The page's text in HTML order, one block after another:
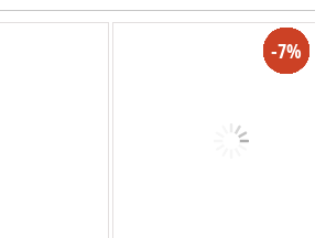
-5%
-22%
-5%
-12%
-6%
-7%
-7%
-7%
-7%
-7%
-7%
-2%
-2%
-2%
-2%
-2%
-2%
-8%
-3%
-4%
-31%
-8%
-8%
-5%
-7%